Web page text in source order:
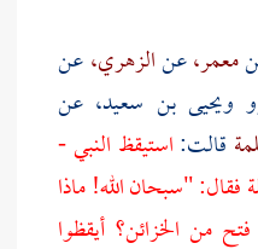
معمر،عنالزهري،عن
ويحيى بن سعيد، عن
قالت:استيقظ النبي -
فقال: "سبحان الله! ماذا
من الخزائن؟ أيقظوا